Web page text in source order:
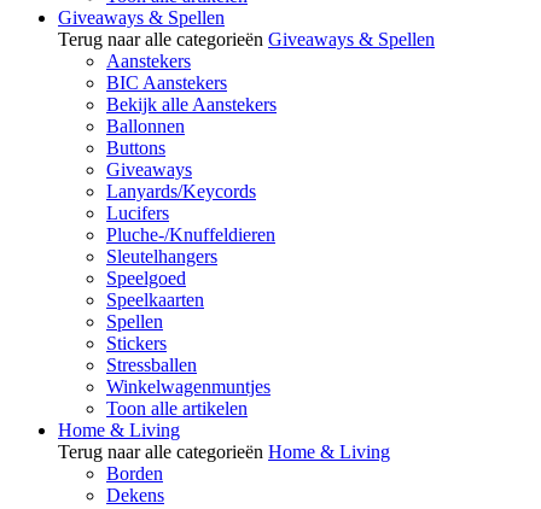
Giveaways & Spellen
Terug naar alle categorieën Giveaways & Spellen
Aanstekers
BIC Aanstekers
Bekijk alle Aanstekers
Ballonnen
Buttons
Giveaways
Lanyards/Keycords
Lucifers
Pluche-/Knuffeldieren
Sleutelhangers
Speelgoed
Speelkaarten
Spellen
Stickers
Stressballen
Winkelwagenmuntjes
Toon alle artikelen
Home & Living
Terug naar alle categorieën Home & Living
Borden
Dekens